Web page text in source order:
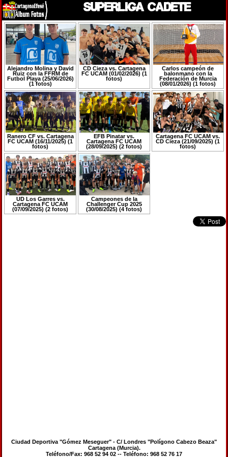
SUPERLIGA CADETE
Alejandro Molina y David
Ruiz con la FFRM de
Futbol Playa (25/06/2026)
(1 fotos)
CD Cieza vs. Cartagena
FC UCAM (01/02/2026) (1
fotos)
Carlos campeón de
balonmano con la
Federación de Murcia
(08/01/2026) (1 fotos)
Ranero CF vs. Cartagena
FC UCAM (16/11/2025) (1
fotos)
EFB Pinatar vs.
Cartagena FC UCAM
(28/09/2025) (2 fotos)
Cartagena FC UCAM vs.
CD Cieza (21/09/2025) (1
fotos)
UD Los Garres vs.
Cartagena FC UCAM
(07/09/2025) (2 fotos)
Campeones de la
Challenger Cup 2025
(30/08/2025) (4 fotos)
Ciudad Deportiva "Gómez Meseguer" - C/ Londres "Polígono Cabezo Beaza"
Cartagena (Murcia).
Teléfono/Fax: 968 52 94 02 -- Teléfono: 968 52 76 17